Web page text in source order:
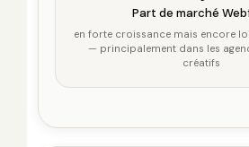
Part de marché
en forte croissance mais encore
— principalement dans les
créatifs